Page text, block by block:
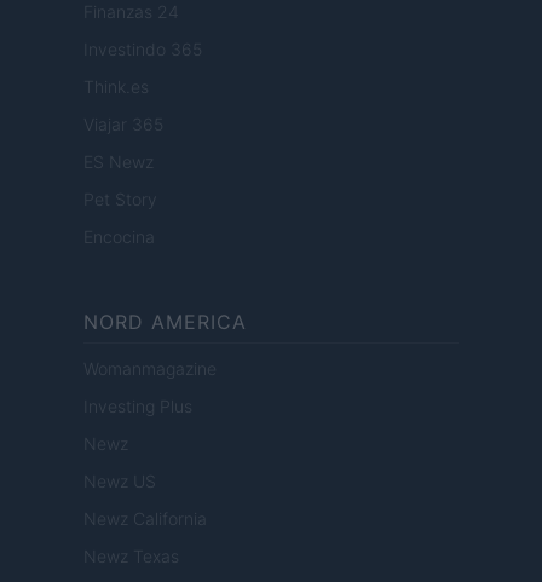
Finanzas 24
Investindo 365
Think.es
Viajar 365
ES Newz
Pet Story
Encocina
NORD AMERICA
Womanmagazine
Investing Plus
Newz
Newz US
Newz California
Newz Texas